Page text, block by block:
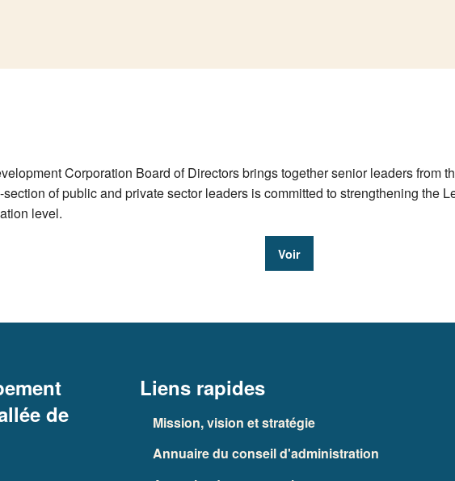
Corporation Board of Directors brings together senior leaders from
of public and private sector leaders is committed to strengthening the
level.
Voir
de
Liens rapides
Mission, vision et stratégie
Annuaire du conseil d'administration